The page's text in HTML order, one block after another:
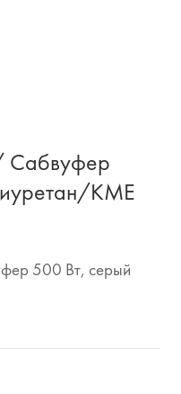
Сабвуфер
KME
500 Вт, серый